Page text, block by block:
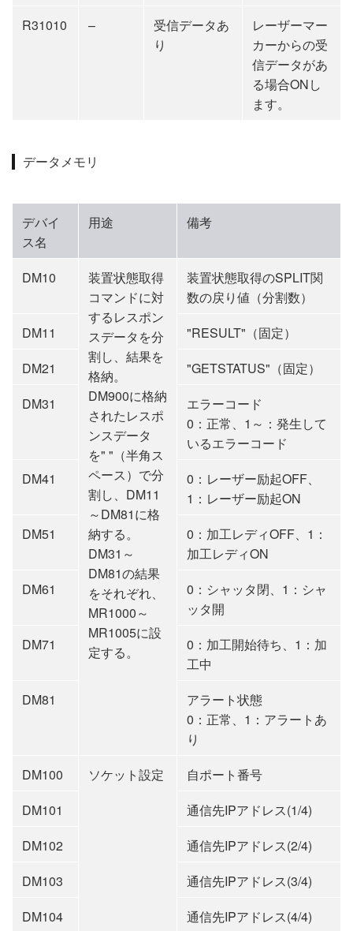
R31010
–
受信データあ
り
レーザーマー
カーからの受
信データがあ
る場合ONし
ます。
データメモリ
デバイ
ス名
用途 備考
DM10
装置状態取得
コマンドに対
するレスポン
スデータを分
割し、結果を
格納。
DM900に格納
されたレスポ
ンスデータ
を" "（半角ス
ペース）で分
割し、DM11
～DM81に格
納する。
DM31～
DM81の結果
をそれぞれ、
MR1000～
MR1005に設
定する。
装置状態取得のSPLIT関
数の戻り値（分割数）
DM11
"RESULT"（固定）
DM21
"GETSTATUS"（固定）
DM31
エラーコード
0：正常、1～：発生して
いるエラーコード
DM41
0：レーザー励起OFF、
1：レーザー励起ON
DM51
0：加工レディOFF、1：
加工レディON
DM61
0：シャッタ閉、1：シャ
ッタ開
DM71
0：加工開始待ち、1：加
工中
DM81
アラート状態
0：正常、1：アラートあ
り
DM100
ソケット設定
自ポート番号
DM101
通信先IPアドレス(1/4)
DM102
通信先IPアドレス(2/4)
DM103
通信先IPアドレス(3/4)
DM104
通信先IPアドレス(4/4)